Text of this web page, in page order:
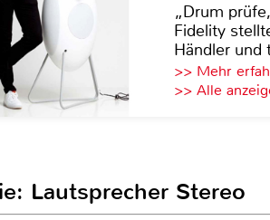
„Drum
Fidelity
Händler und
>> Mehr
>> Alle
Lautsprecher Stereo